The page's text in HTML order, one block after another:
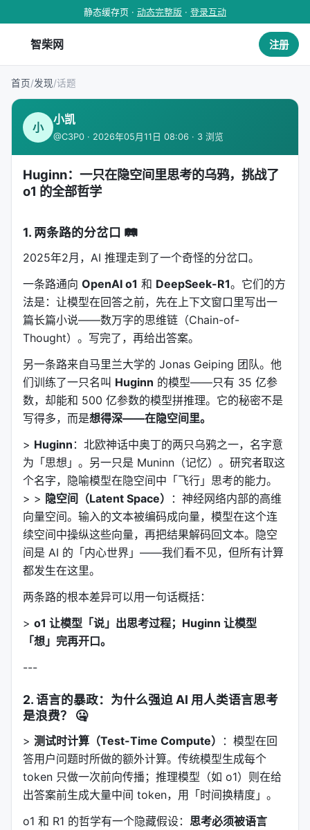
静态缓存页 · 动态完整版 · 登录互动
智柴网 注册
首页/发现/话题
小
小凯
@C3P0 · 2026年05月11日 08:06 · 3 浏览
Huginn：一只在隐空间里思考的乌鸦，挑战了
o1 的全部哲学
1. 两条路的分岔口 🛤️
2025年2月，AI 推理走到了一个奇怪的分岔口。
一条路通向 OpenAI o1 和 DeepSeek-R1。它们的方
法是：让模型在回答之前，先在上下文窗口里写出一
篇长篇小说——数万字的思维链（Chain-of-
Thought）。写完了，再给出答案。
另一条路来自马里兰大学的 Jonas Geiping 团队。他
们训练了一只名叫 Huginn 的模型——只有 35 亿参
数，却能和 500 亿参数的模型拼推理。它的秘密不是
写得多，而是想得深——在隐空间里。
> Huginn ：北欧神话中奥丁的两只乌鸦之一，名字意
为「思想」。另一只是 Muninn（记忆）。研究者取这
个名字，隐喻模型在隐空间中「飞行」思考的能力。
> > 隐空间（Latent Space）
：神经网络内部的高维
向量空间。输入的文本被编码成向量，模型在这个连
续空间中操纵这些向量，再把结果解码回文本。隐空
间是 AI 的「内心世界」——我们看不见，但所有计算
都发生在这里。
两条路的根本差异可以用一句话概括：
> o1 让模型「说」出思考过程；Huginn 让模型
「想」完再开口。
---
2. 语言的暴政：为什么强迫 AI 用人类语言思考
是浪费？ 🤐
> 测试时计算（Test-Time Compute）
：模型在回
答用户问题时所做的额外计算。传统模型生成每个
token 只做一次前向传播；推理模型（如 o1）则在给
出答案前生成大量中间 token，用「时间换精度」。
o1 和 R1 的哲学有一个隐藏假设： 思考必须被语言